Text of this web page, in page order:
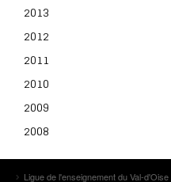
2013
2012
2011
2010
2009
2008
Ligue de l'enseignement du Val-d'Oise